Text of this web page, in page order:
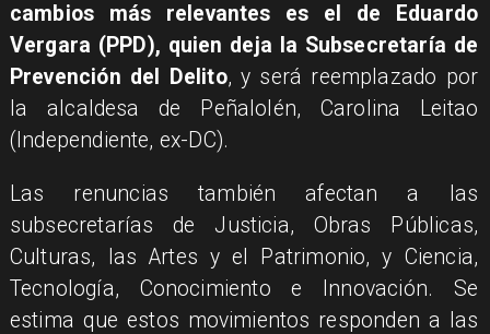
cambios más relevantes es el de Eduardo
Vergara (PPD), quien deja la Subsecretaría de
Prevención del Delito, y será reemplazado por
la alcaldesa de Peñalolén, Carolina Leitao
(Independiente, ex-DC).
Las renuncias también afectan a las
subsecretarías de Justicia, Obras Públicas,
Culturas, las Artes y el Patrimonio, y Ciencia,
Tecnología, Conocimiento e Innovación. Se
estima que estos movimientos responden a las